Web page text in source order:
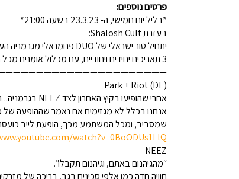
פרטים נוספים:
*בליל יום חמישי, ה- 23.3.23 בשעה 21:00*
בעזרת Shalosh Cult:
יתחיל טור ישראלי של DUO פנומנאלי מגרמניה העונה לצווחה: פארק + ריוט.
3 תאריכים יחידים ויחודיים, עם מכלול אומנים מכל העולמות, שילוו בשלשלאות את צמד החיות האלה.
Park + Riot (DE)
אחרי שהופיעו בקיץ האחרון לצד NEEZ בגרמניה.. בהופעה אחת שורפת במיוחד – יצאנו בכוונות מובהקות לעשות הכל כדי להביא אותם לארץ.
אנחנו בכלל לא מגזימים אם נאמר שההופעה של
שמסביב, ומכל המשתמע מכך, הופעת לייב
watch?v=0BoODUs1LlQ
NEEZ
“מהגיהנום באתם, וגיהנום תקבלו”.
חוויה חדה כמו אלפי סכינים בגב, בריכה של